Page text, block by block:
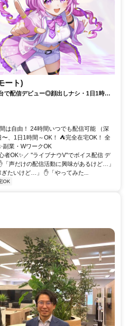
ート)
で配信デビュー◎顔出しナシ・1日1時間
は自由！ 24時間いつでも配信可能 （深
、1日1時間～OK！ ⛺完全在宅OK！ 全
副業・WワークOK
者OK✨／ "ライブナウV"でボイス配信 デ
「声だけの配信活動に興味があるけど…」
たいけど…」 ✋「やってみた...
OK